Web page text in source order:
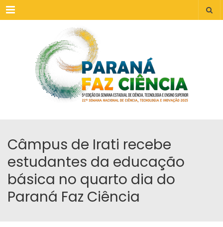
Menu
Câmpus de Irati recebe
estudantes da educação
básica no quarto dia do
Paraná Faz Ciência